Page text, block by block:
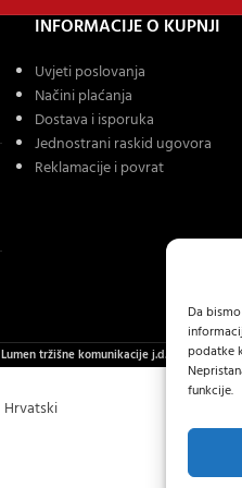
Da
podatke
funkcije.
INFORMACIJE O KUPNJI
Uvjeti poslovanja
Načini plaćanja
Dostava i isporuka
Jednostrani raskid ugovora
Reklamacije i povrat
Lumen tržišne komunikacije j.d.o.o.
Hrvatski